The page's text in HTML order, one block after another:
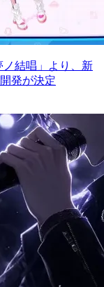
結唱」より、新
発が決定